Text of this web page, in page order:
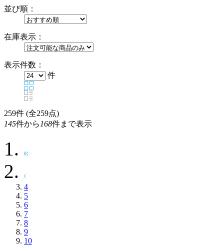
並び順：
在庫表示：
表示件数：
件
259件 (全259点)
145件から 168件まで表示
4
5
6
7
8
9
10